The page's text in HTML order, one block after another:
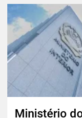
Ministério